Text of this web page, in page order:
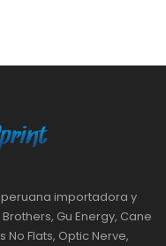
peruana importadora y
Gu Energy, Cane
No Flats, Optic Nerve,